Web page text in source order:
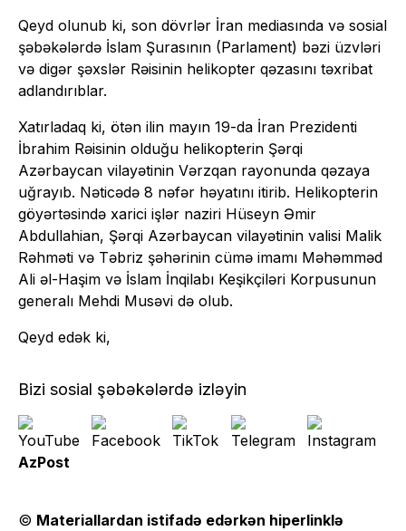
Qeyd olunub ki, son dövrlər İran mediasında və sosial
şəbəkələrdə İslam Şurasının (Parlament) bəzi üzvləri
və digər şəxslər Rəisinin helikopter qəzasını təxribat
adlandırıblar.
Xatırladaq ki, ötən ilin mayın 19-da İran Prezidenti
İbrahim Rəisinin olduğu helikopterin Şərqi
Azərbaycan vilayətinin Vərzqan rayonunda qəzaya
uğrayıb. Nəticədə 8 nəfər həyatını itirib. Helikopterin
göyərtəsində xarici işlər naziri Hüseyn Əmir
Abdullahian, Şərqi Azərbaycan vilayətinin valisi Malik
Rəhməti və Təbriz şəhərinin cümə imamı Məhəmməd
Ali əl-Haşim və İslam İnqilabı Keşikçiləri Korpusunun
generalı Mehdi Musəvi də olub.
Qeyd edək ki,
Bizi sosial şəbəkələrdə izləyin
AzPost
© Materiallardan istifadə edərkən hiperlinklə